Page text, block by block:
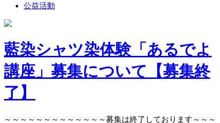
公益活動
藍染シャツ染体験「あるでよ
講座」募集について【募集終
了】
～～～～～～～～～～～～～募集は終了しております～～～